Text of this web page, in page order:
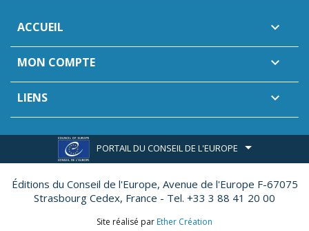
ACCUEIL 
MON COMPTE 
LIENS 
PORTAIL DU CONSEIL DE L'EUROPE
Éditions du Conseil de l'Europe, Avenue de l'Europe F-67075
Strasbourg Cedex, France - Tel. +33 3 88 41 20 00
Site réalisé par Ether Création